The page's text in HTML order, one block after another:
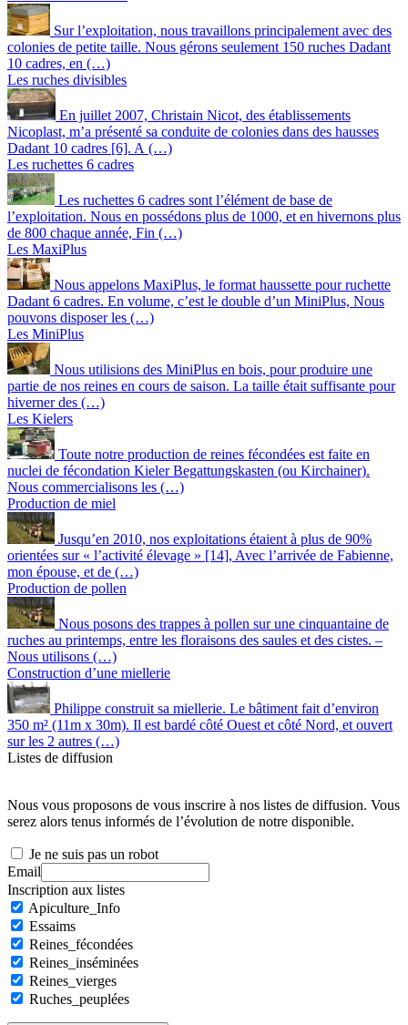
Sur l’exploitation, nous travaillons principalement avec des
colonies de petite taille. Nous gérons seulement 150 ruches Dadant
10 cadres, en (…)
Les ruches divisibles
En juillet 2007, Christain Nicot, des établissements
Nicoplast, m’a présenté sa conduite de colonies dans des hausses
Dadant 10 cadres [6]. A (…)
Les ruchettes 6 cadres
Les ruchettes 6 cadres sont l’élément de base de
l’exploitation. Nous en possédons plus de 1000, et en hivernons plus
de 800 chaque année, Fin (…)
Les MaxiPlus
Nous appelons MaxiPlus, le format haussette pour ruchette
Dadant 6 cadres. En volume, c’est le double d’un MiniPlus, Nous
pouvons disposer les (…)
Les MiniPlus
Nous utilisions des MiniPlus en bois, pour produire une
partie de nos reines en cours de saison. La taille était suffisante pour
hiverner des (…)
Les Kielers
Toute notre production de reines fécondées est faite en
nuclei de fécondation Kieler Begattungskasten (ou Kirchainer).
Nous commercialisons les (…)
Production de miel
Jusqu’en 2010, nos exploitations étaient à plus de 90%
orientées sur « l’activité élevage » [14], Avec l’arrivée de Fabienne,
mon épouse, et de (…)
Production de pollen
Nous posons des trappes à pollen sur une cinquantaine de
ruches au printemps, entre les floraisons des saules et des cistes. –
Nous utilisons (…)
Construction d’une miellerie
Philippe construit sa miellerie. Le bâtiment fait d’environ
350 m² (11m x 30m). Il est bardé côté Ouest et côté Nord, et ouvert
sur les 2 autres (…)
Listes de diffusion
Nous vous proposons de vous inscrire à nos listes de diffusion. Vous
serez alors tenus informés de l’évolution de notre disponible.
Je ne suis pas un robot
Email
Inscription aux listes
Apiculture_Info
Essaims
Reines_fécondées
Reines_inséminées
Reines_vierges
Ruches_peuplées